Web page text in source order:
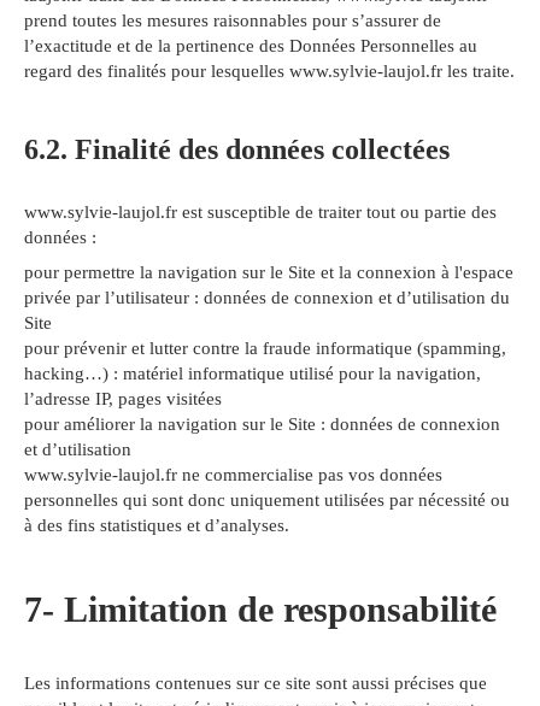
prend toutes les mesures raisonnables pour s’assurer de
l’exactitude et de la pertinence des Données Personnelles au
regard des finalités pour lesquelles www.sylvie-laujol.fr les traite.
6.2. Finalité des données collectées
www.sylvie-laujol.fr est susceptible de traiter tout ou partie des
données :
pour permettre la navigation sur le Site et la connexion à l'espace
privée par l’utilisateur : données de connexion et d’utilisation du
Site
pour prévenir et lutter contre la fraude informatique (spamming,
hacking…) : matériel informatique utilisé pour la navigation,
l’adresse IP, pages visitées
pour améliorer la navigation sur le Site : données de connexion
et d’utilisation
www.sylvie-laujol.fr ne commercialise pas vos données
personnelles qui sont donc uniquement utilisées par nécessité ou
à des fins statistiques et d’analyses.
7- Limitation de responsabilité
Les informations contenues sur ce site sont aussi précises que